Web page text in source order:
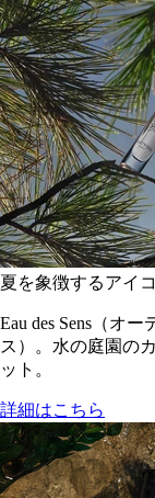
夏を象徴するアイ
Eau des Sens（オ
ス）。水の庭園の
ット。
詳細はこちら